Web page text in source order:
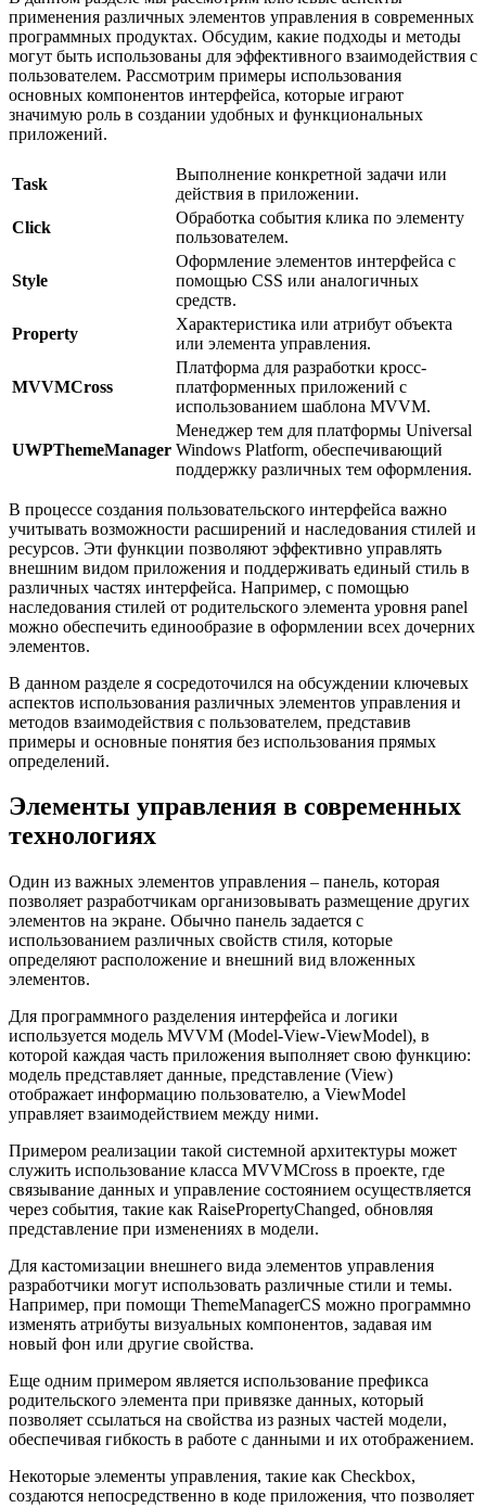
применения различных элементов управления в современных
программных продуктах. Обсудим, какие подходы и методы
могут быть использованы для эффективного взаимодействия с
пользователем. Рассмотрим примеры использования
основных компонентов интерфейса, которые играют
значимую роль в создании удобных и функциональных
приложений.
Task
Выполнение конкретной задачи или
действия в приложении.
Click
Обработка события клика по элементу
пользователем.
Style
Оформление элементов интерфейса с
помощью CSS или аналогичных
средств.
Property
Характеристика или атрибут объекта
или элемента управления.
MVVMCross
Платформа для разработки кросс-
платформенных приложений с
использованием шаблона MVVM.
UWPThemeManager
Менеджер тем для платформы Universal
Windows Platform, обеспечивающий
поддержку различных тем оформления.
В процессе создания пользовательского интерфейса важно
учитывать возможности расширений и наследования стилей и
ресурсов. Эти функции позволяют эффективно управлять
внешним видом приложения и поддерживать единый стиль в
различных частях интерфейса. Например, с помощью
наследования стилей от родительского элемента уровня panel
можно обеспечить единообразие в оформлении всех дочерних
элементов.
В данном разделе я сосредоточился на обсуждении ключевых
аспектов использования различных элементов управления и
методов взаимодействия с пользователем, представив
примеры и основные понятия без использования прямых
определений.
Элементы управления в современных
технологиях
Один из важных элементов управления – панель, которая
позволяет разработчикам организовывать размещение других
элементов на экране. Обычно панель задается с
использованием различных свойств стиля, которые
определяют расположение и внешний вид вложенных
элементов.
Для программного разделения интерфейса и логики
используется модель MVVM (Model-View-ViewModel), в
которой каждая часть приложения выполняет свою функцию:
модель представляет данные, представление (View)
отображает информацию пользователю, а ViewModel
управляет взаимодействием между ними.
Примером реализации такой системной архитектуры может
служить использование класса MVVMCross в проекте, где
связывание данных и управление состоянием осуществляется
через события, такие как RaisePropertyChanged, обновляя
представление при изменениях в модели.
Для кастомизации внешнего вида элементов управления
разработчики могут использовать различные стили и темы.
Например, при помощи ThemeManagerCS можно программно
изменять атрибуты визуальных компонентов, задавая им
новый фон или другие свойства.
Еще одним примером является использование префикса
родительского элемента при привязке данных, который
позволяет ссылаться на свойства из разных частей модели,
обеспечивая гибкость в работе с данными и их отображением.
Некоторые элементы управления, такие как Checkbox,
создаются непосредственно в коде приложения, что позволяет